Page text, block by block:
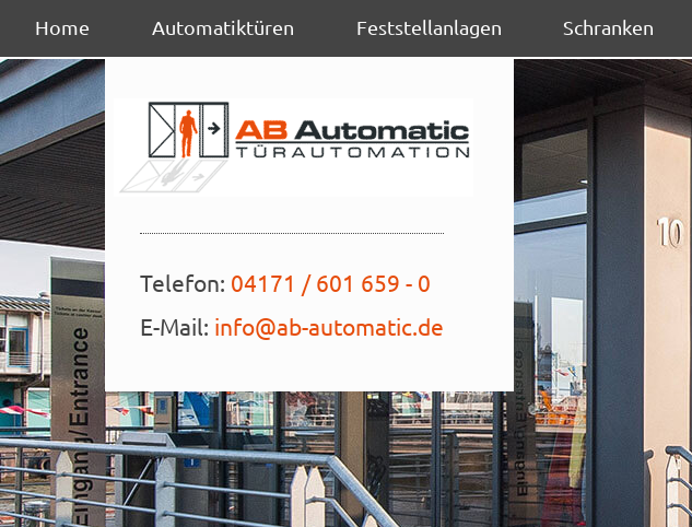
überspringen
Home Automatiktüren Feststellanlagen Schranken
Telefon: 04171 / 601 659 - 0
E-Mail: info@ab-automatic.de